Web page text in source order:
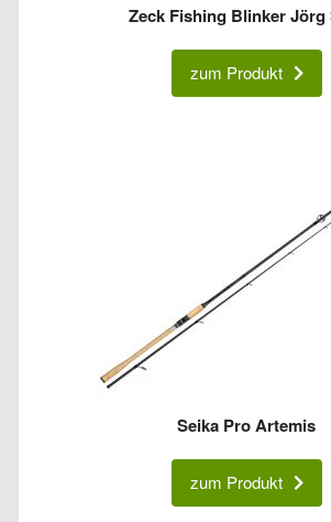
Zeck Fishing Blinker Jörg
zum Produkt
Seika Pro Artemis
zum Produkt